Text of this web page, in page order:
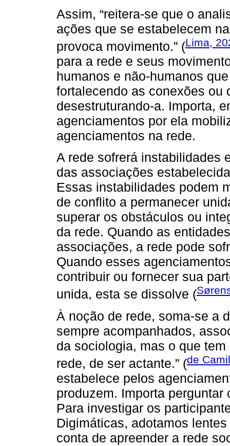
Assim, “reitera-se que o
ações que se estabelecem
provoca movimento.” (Lima,
para a rede e seus
humanos e não-humanos
fortalecendo as conexões ou
desestruturando-a. Importa,
agenciamentos por ela
agenciamentos na rede.
A rede sofrerá instabilidades
das associações
Essas instabilidades podem
de conflito a permanecer
superar os obstáculos ou
da rede. Quando as
associações, a rede pode
Quando esses
contribuir ou fornecer sua
unida, esta se dissolve (
À noção de rede, soma-se a
sempre acompanhados,
da sociologia, mas o que
rede, de ser actante.” (de
estabelece pelos
produzem. Importa
Para investigar os
Digimáticas, adotamos
conta de apreender a rede